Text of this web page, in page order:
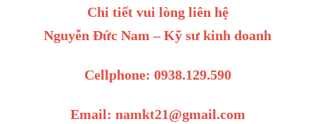
Chi tiết vui lòng liên hệ
Nguyễn Đức Nam – Kỹ sư kinh doanh
Cellphone: 0938.129.590
Email: namkt21@gmail.com